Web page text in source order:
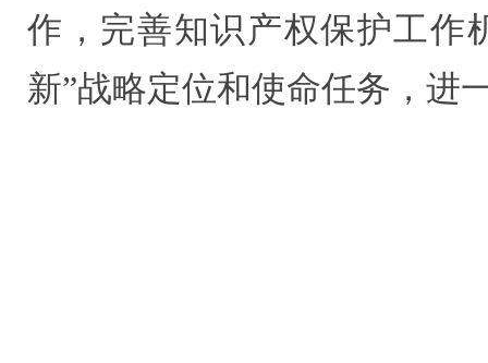
作，完善知识产权保护工作
新”战略定位和使命任务，进